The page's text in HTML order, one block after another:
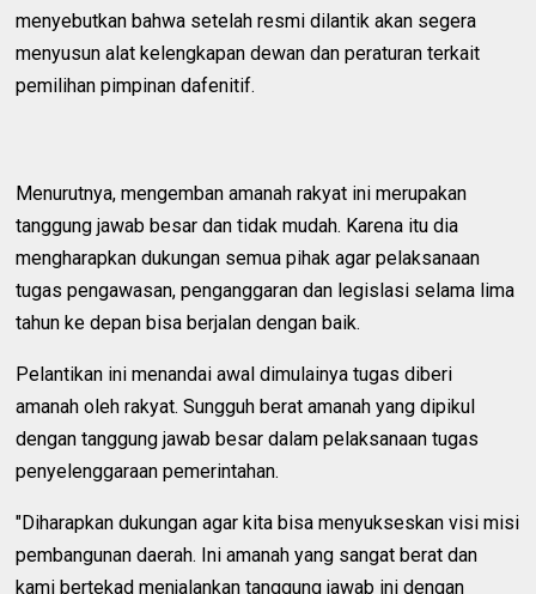
menyebutkan bahwa setelah resmi dilantik akan segera
menyusun alat kelengkapan dewan dan peraturan terkait
pemilihan pimpinan dafenitif.
Menurutnya, mengemban amanah rakyat ini merupakan
tanggung jawab besar dan tidak mudah. Karena itu dia
mengharapkan dukungan semua pihak agar pelaksanaan
tugas pengawasan, penganggaran dan legislasi selama lima
tahun ke depan bisa berjalan dengan baik.
Pelantikan ini menandai awal dimulainya tugas diberi
amanah oleh rakyat. Sungguh berat amanah yang dipikul
dengan tanggung jawab besar dalam pelaksanaan tugas
penyelenggaraan pemerintahan.
"Diharapkan dukungan agar kita bisa menyukseskan visi misi
pembangunan daerah. Ini amanah yang sangat berat dan
kami bertekad menjalankan tanggung jawab ini dengan